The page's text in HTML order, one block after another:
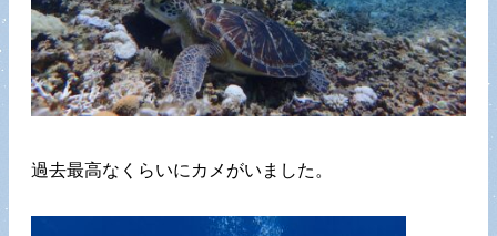
過去最高なくらいにカメがいました。